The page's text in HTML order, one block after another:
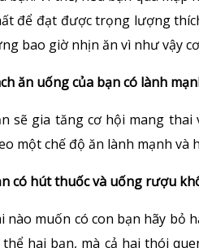
để đạt được trọng lượng
bao giờ nhịn ăn vì như vậy
ăn uống của bạn có lành
sẽ gia tăng cơ hội mang
một chế độ ăn lành mạnh và
có hút thuốc và uống rượu
nào muốn có con bạn hãy bỏ
thể hai bạn, mà cả hai thói